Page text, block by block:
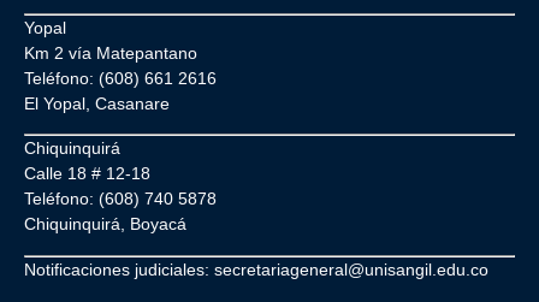
Yopal
Km 2 vía Matepantano
Teléfono: (608) 661 2616
El Yopal, Casanare
Chiquinquirá
Calle 18 # 12-18
Teléfono: (608) 740 5878
Chiquinquirá, Boyacá
Notificaciones judiciales: secretariageneral@unisangil.edu.co